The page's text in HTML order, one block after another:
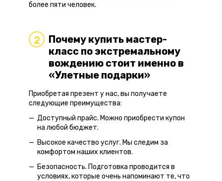
более пяти человек.
2
Почему купить мастер-
класс по экстремальному
вождению стоит именно в
«Улетные подарки»
Приобретая презент у нас, вы получаете
следующие преимущества:
Доступный прайс. Можно приобрести купон
на любой бюджет.
Высокое качество услуг. Мы следим за
комфортом наших клиентов.
Безопасность. Подготовка проводится в
условиях, которые очень напоминают те, что